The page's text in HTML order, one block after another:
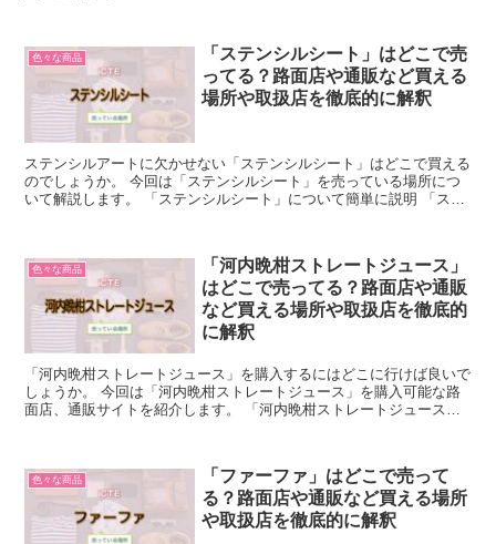
色々な商品
「ステンシルシート」はどこで売
ってる？路面店や通販など買える
場所や取扱店を徹底的に解釈
ステンシルアートに欠かせない「ステンシルシート」はどこで買える
のでしょうか。 今回は「ステンシルシート」を売っている場所につ
いて解説します。 「ステンシルシート」について簡単に説明 「ステ
色々な商品
「河内晩柑ストレートジュース」
はどこで売ってる？路面店や通販
など買える場所や取扱店を徹底的
に解釈
「河内晩柑ストレートジュース」を購入するにはどこに行けば良いで
しょうか。 今回は「河内晩柑ストレートジュース」を購入可能な路
面店、通販サイトを紹介します。 「河内晩柑ストレートジュース」
色々な商品
「ファーファ」はどこで売って
る？路面店や通販など買える場所
や取扱店を徹底的に解釈